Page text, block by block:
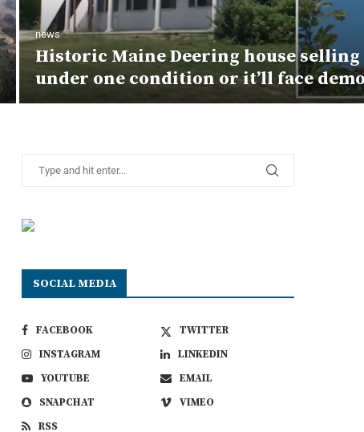
news
Historic Maine Deering house
under one condition or it’ll face
SOCIAL MEDIA
FACEBOOK
TWITTER
INSTAGRAM
LINKEDIN
YOUTUBE
EMAIL
SNAPCHAT
VIMEO
RSS